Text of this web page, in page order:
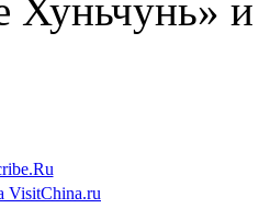
Хуньчунь»
VisitChina.ru